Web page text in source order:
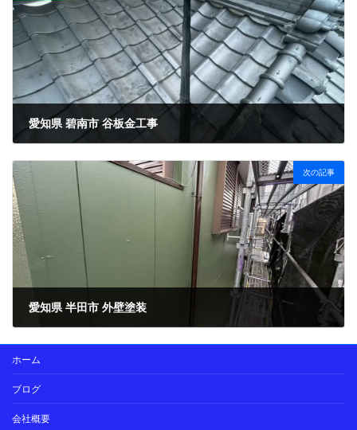
愛知県 碧南市 谷板金工事
次の記事
愛知県 半田市 外壁塗装
ホーム
ブログ
会社概要